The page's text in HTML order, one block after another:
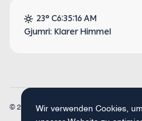
Wir verwenden Cookies,
23° C6:35:17 AM
Gjumri: Klarer Himmel
© 2026 Armenia Travel. Alle Rechte